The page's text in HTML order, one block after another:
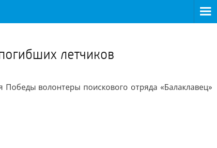
летчиков
волонтеры поискового отряда «Балаклавец»